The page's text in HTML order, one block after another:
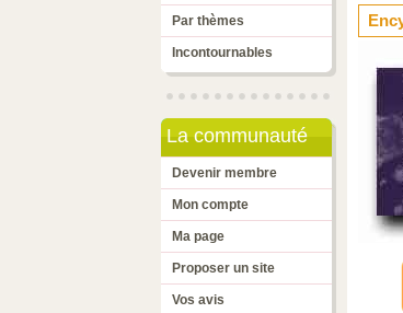
Par thèmes
Incontournables
La communauté
Devenir membre
Mon compte
Ma page
Proposer un site
Vos avis